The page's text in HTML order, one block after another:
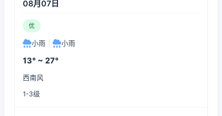
08月07日
优
小雨 小雨
13° ~ 27°
西南风
1-3级